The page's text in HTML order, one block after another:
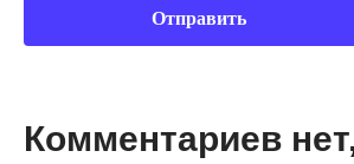
Комментариев